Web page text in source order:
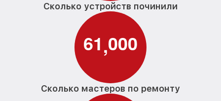
Сколько устройств починили
61,000
Сколько мастеров по ремонту